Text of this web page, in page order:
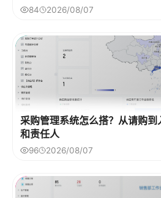
84 2026/08/07
采购管理系统怎么搭？从请购
和责任人
96 2026/08/07